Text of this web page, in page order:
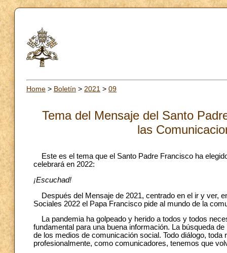
Home > Boletín > 2021 > 09
Tema del Mensaje del Santo
las
Este es el tema que el Santo Padre Francisco ha
celebrará en 2022:
¡Escuchad!
Después del Mensaje de 2021, centrado en el ir y ver,
Sociales 2022 el Papa Francisco pide al mundo de la
La pandemia ha golpeado y herido a todos y todos
fundamental para una buena información. La búsqueda
de los medios de comunicación social. Todo diálogo,
profesionalmente, como comunicadores, tenemos que